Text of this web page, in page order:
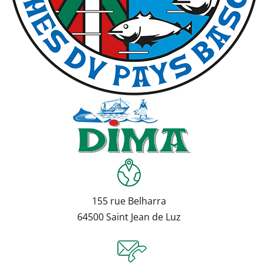
155 rue Belharra
64500 Saint Jean de Luz